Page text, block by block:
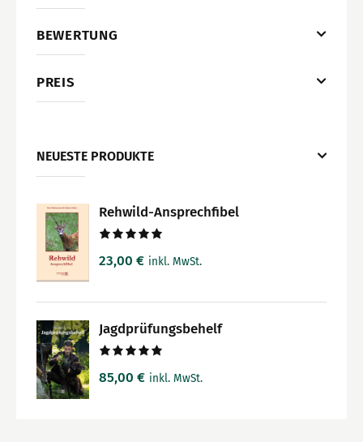
BEWERTUNG
PREIS
NEUESTE PRODUKTE
Rehwild-Ansprechfibel
mit5.00
23,00 € inkl. MwSt.
Jagdprüfungsbehelf
mit5.00
85,00 € inkl. MwSt.